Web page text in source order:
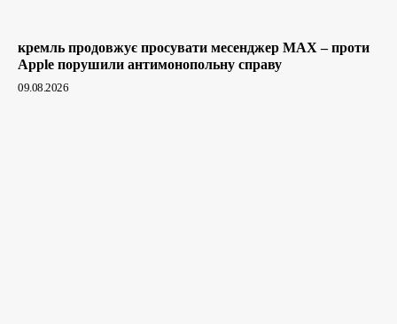
кремль продовжує просувати месенджер MAX – проти
Apple порушили антимонопольну справу
09.08.2026